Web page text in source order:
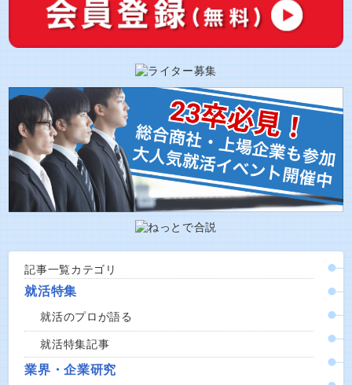
記事一覧カテゴリ
就活特集
就活のプロが語る
就活特集記事
業界・企業研究